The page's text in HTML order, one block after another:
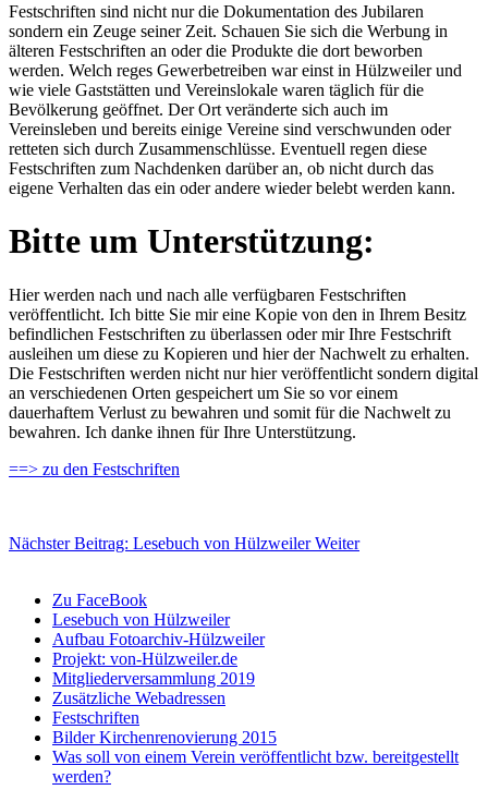
Festschriften sind nicht nur die Dokumentation des Jubilaren
sondern ein Zeuge seiner Zeit. Schauen Sie sich die Werbung in
älteren Festschriften an oder die Produkte die dort beworben
werden. Welch reges Gewerbetreiben war einst in Hülzweiler und
wie viele Gaststätten und Vereinslokale waren täglich für die
Bevölkerung geöffnet. Der Ort veränderte sich auch im
Vereinsleben und bereits einige Vereine sind verschwunden oder
retteten sich durch Zusammenschlüsse. Eventuell regen diese
Festschriften zum Nachdenken darüber an, ob nicht durch das
eigene Verhalten das ein oder andere wieder belebt werden kann.
Bitte um Unterstützung:
Hier werden nach und nach alle verfügbaren Festschriften
veröffentlicht. Ich bitte Sie mir eine Kopie von den in Ihrem Besitz
befindlichen Festschriften zu überlassen oder mir Ihre Festschrift
ausleihen um diese zu Kopieren und hier der Nachwelt zu erhalten.
Die Festschriften werden nicht nur hier veröffentlicht sondern digital
an verschiedenen Orten gespeichert um Sie so vor einem
dauerhaftem Verlust zu bewahren und somit für die Nachwelt zu
bewahren. Ich danke ihnen für Ihre Unterstützung.
==> zu den Festschriften
Nächster Beitrag: Lesebuch von HülzweilerWeiter
Zu FaceBook
Lesebuch von Hülzweiler
Aufbau Fotoarchiv-Hülzweiler
Projekt: von-Hülzweiler.de
Mitgliederversammlung 2019
Zusätzliche Webadressen
Festschriften
Bilder Kirchenrenovierung 2015
Was soll von einem Verein veröffentlicht bzw. bereitgestellt
werden?